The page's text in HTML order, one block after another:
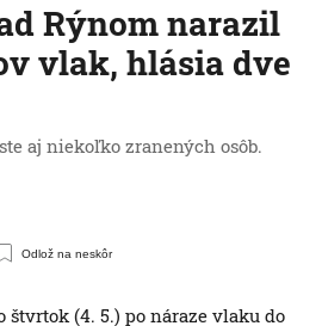
Rýnom narazil
vlak, hlásia dve
aj niekoľko zranených osôb.
Odlož na neskôr
(4. 5.) po náraze vlaku do